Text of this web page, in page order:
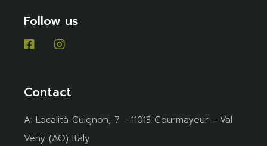
Follow us
Contact
A:Località Cuignon, 7 - 11013 Courmayeur - Val
Veny (AO) Italy